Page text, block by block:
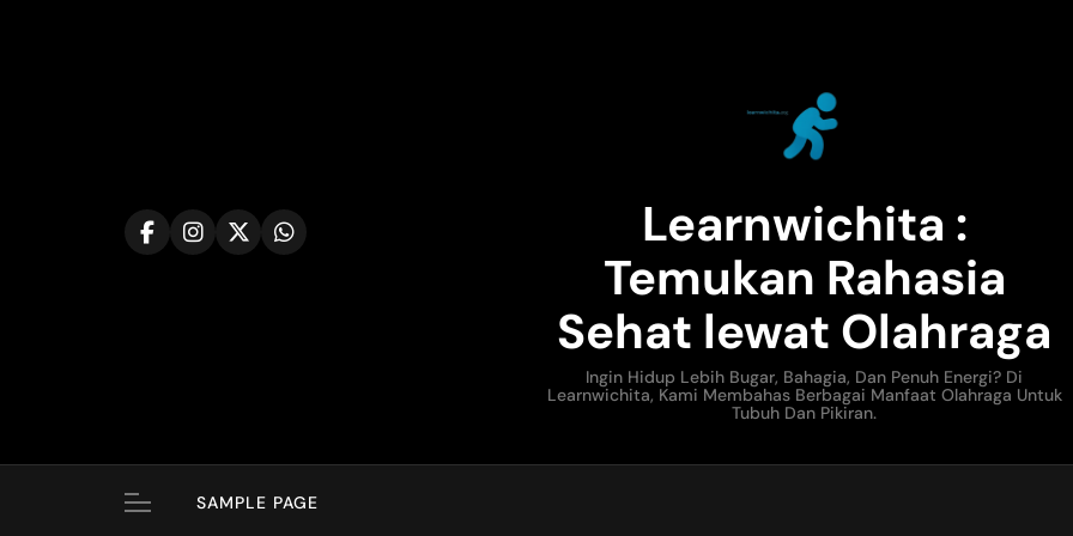
Learnwichita :
Temukan Rahasia
Sehat lewat Olahraga
Ingin Hidup Lebih Bugar, Bahagia, Dan Penuh Energi? Di
Learnwichita, Kami Membahas Berbagai Manfaat Olahraga Untuk
Tubuh Dan Pikiran.
SAMPLE PAGE